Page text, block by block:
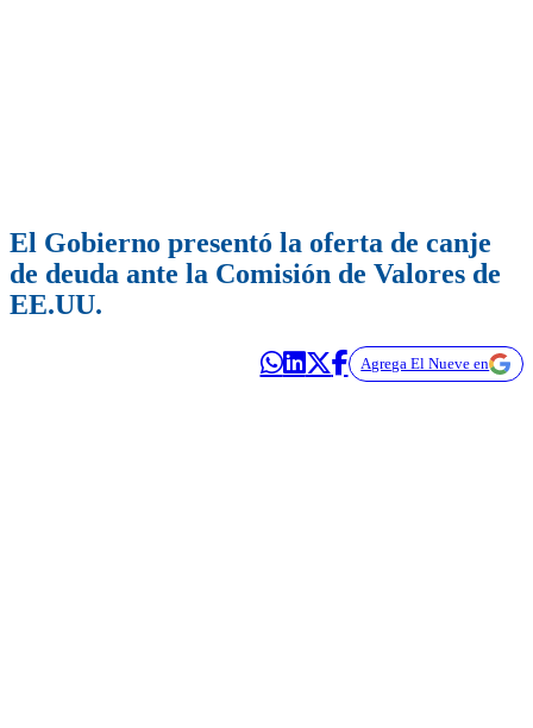
El Gobierno presentó la oferta de canje
de deuda ante la Comisión de Valores de
EE.UU.
Agrega El Nueve en